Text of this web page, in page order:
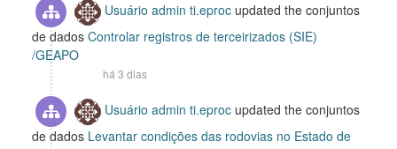
Usuário admin ti.eproc updated the conjuntos
de dados Controlar registros de terceirizados (SIE)
/GEAPO
há 3 dias
Usuário admin ti.eproc updated the conjuntos
de dados Levantar condições das rodovias no Estado de